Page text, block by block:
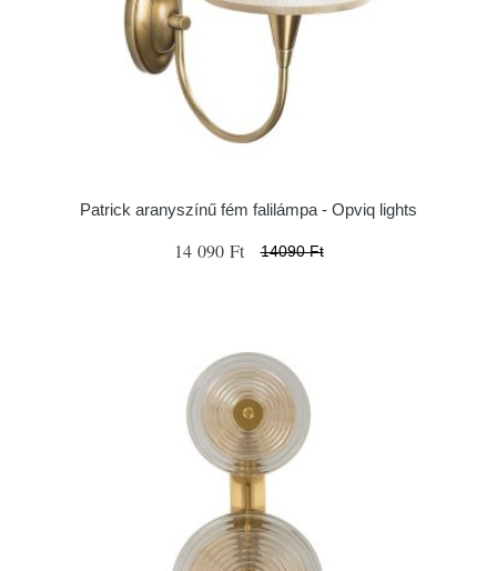
Patrick aranyszínű fém falilámpa - Opviq lights
14 090 Ft 14090 Ft